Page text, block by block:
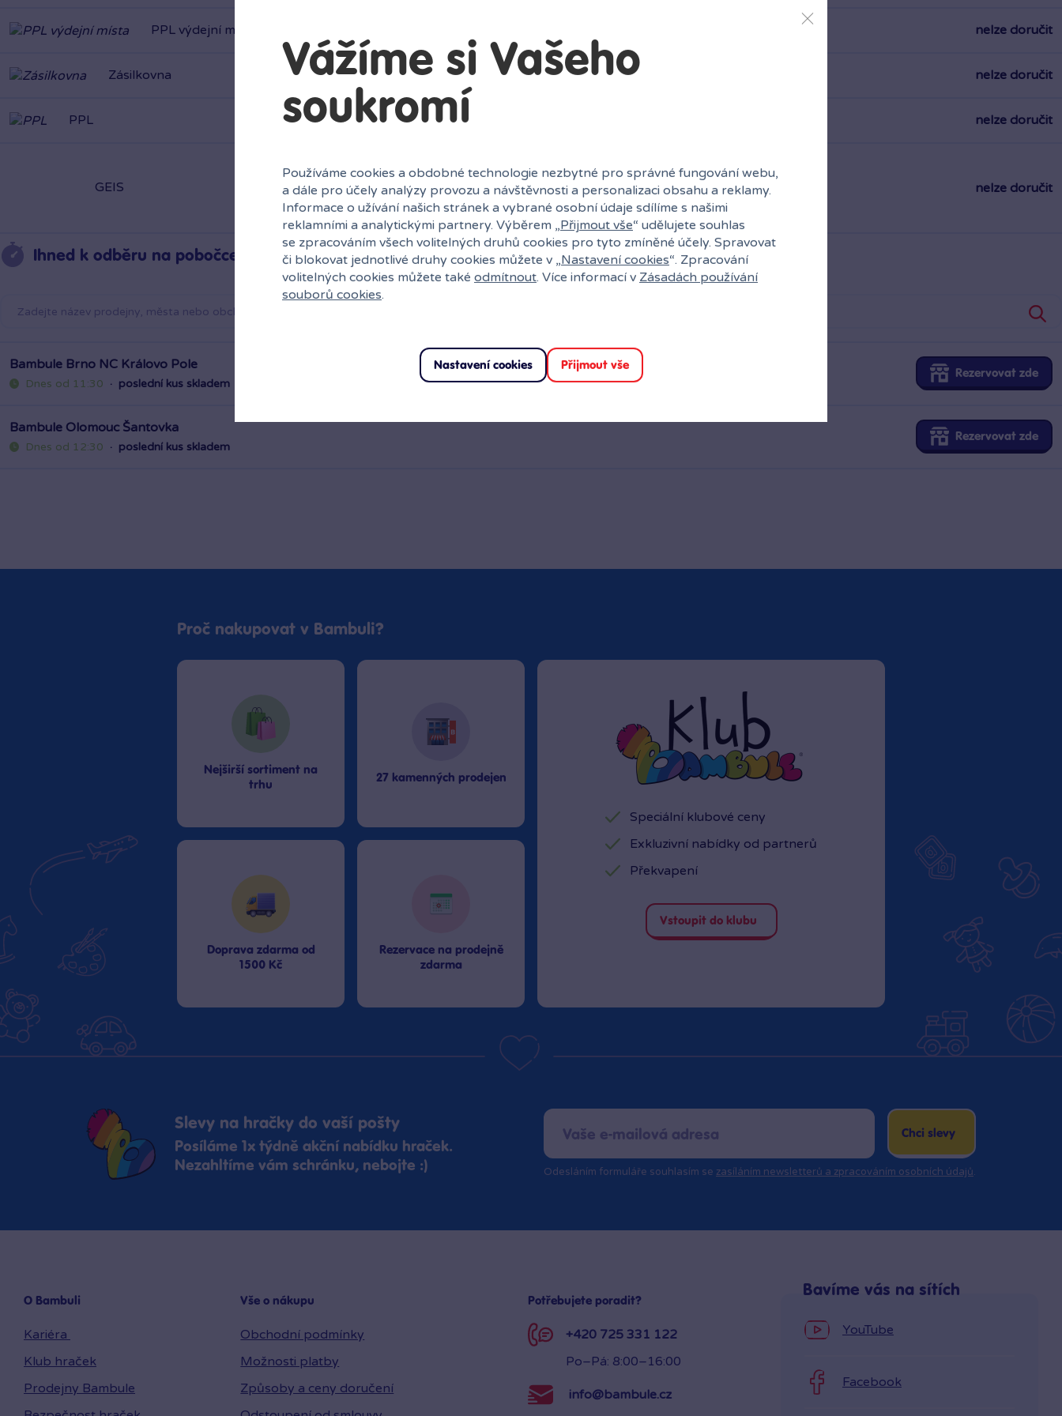
Zásilkovna nelze doručit
PPL nelze doručit
Bambule Brno NC Královo Pole
Bambule Olomouc Šantovka
Rezervovat zde
Proč nakupovat v Bambuli?
Nejširší sortiment na
trhu
27 kamenných prodejen
Doprava zdarma od
1500 Kč
Rezervace na prodejně
zdarma
Speciální klubové ceny
Exkluzivní nabídky od partnerů
Překvapení
Vstoupit do klubu
Slevy na hračky do vaší pošty
Posíláme 1x týdně akční nabídku hraček.
Nezahltíme vám schránku, nebojte :)
Chci slevy
Odesláním formuláře souhlasím se zasíláním newsletterů a zpracováním osobních údajů.
O Bambuli
Kariéra
Klub hraček
Prodejny Bambule
Vše o nákupu
Obchodní podmínky
Možnosti platby
Způsoby a ceny doručení
Potřebujete poradit?
+420 725 331 122
Po–Pá: 8:00–16:00
info@bambule.cz
Bavíme vás na sítích
YouTube
Facebook
Vážíme si Vašeho
soukromí
Používáme cookies a obdobné technologie nezbytné pro správné fungování webu,
a dále pro účely analýzy provozu a návštěvnosti a personalizaci obsahu a reklamy.
Informace o užívání našich stránek a vybrané osobní údaje sdílíme s našimi
reklamními a analytickými partnery. Výběrem „Přijmout vše“ udělujete souhlas
se zpracováním všech volitelných druhů cookies pro tyto zmíněné účely. Spravovat
či blokovat jednotlivé druhy cookies můžete v „Nastavení cookies“. Zpracování
volitelných cookies můžete také odmítnout. Více informací v Zásadách používání
souborů cookies.
Nastavení cookies Přijmout vše